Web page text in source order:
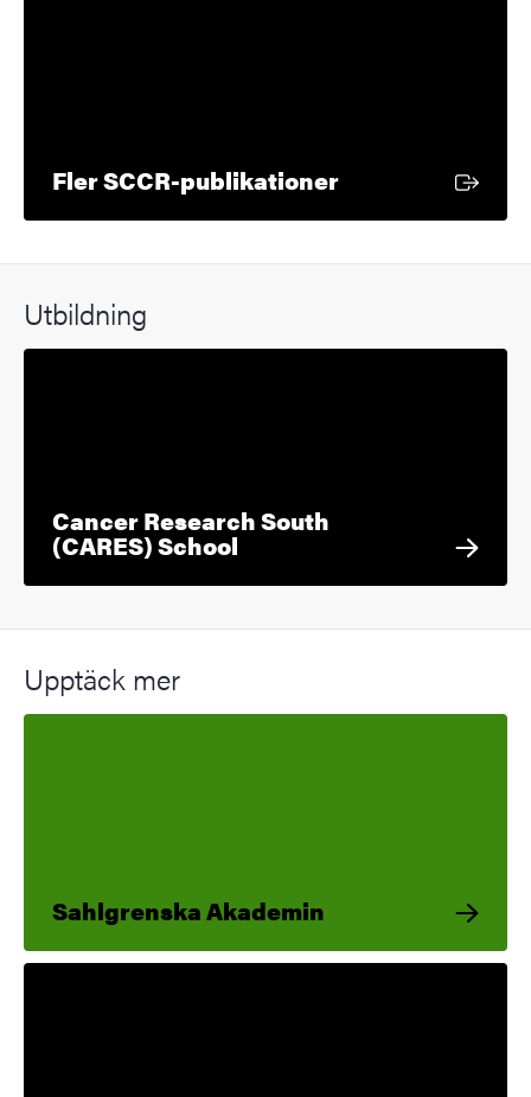
Fler SCCR-publikationerExtern länk
Utbildning
Cancer Research South
(CARES) School
Upptäck mer
Sahlgrenska Akademin